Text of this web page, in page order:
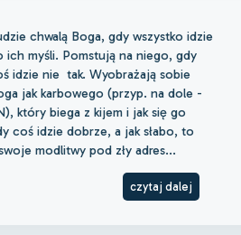
chwalą Boga, gdy wszystko idzie
ich myśli. Pomstują na niego, gdy
idzie nie tak. Wyobrażają sobie
jak karbowego (przyp. na dole -
który biega z kijem i jak się go
coś idzie dobrze, a jak słabo, to
modlitwy pod zły adres...
czytaj dalej